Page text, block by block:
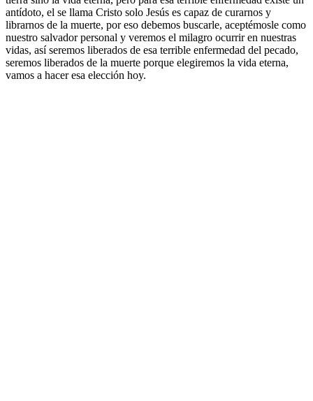
antídoto, el se llama Cristo solo Jesús es capaz de curarnos y
librarnos de la muerte, por eso debemos buscarle, aceptémosle como
nuestro salvador personal y veremos el milagro ocurrir en nuestras
vidas, así seremos liberados de esa terrible enfermedad del pecado,
seremos liberados de la muerte porque elegiremos la vida eterna,
vamos a hacer esa elección hoy.